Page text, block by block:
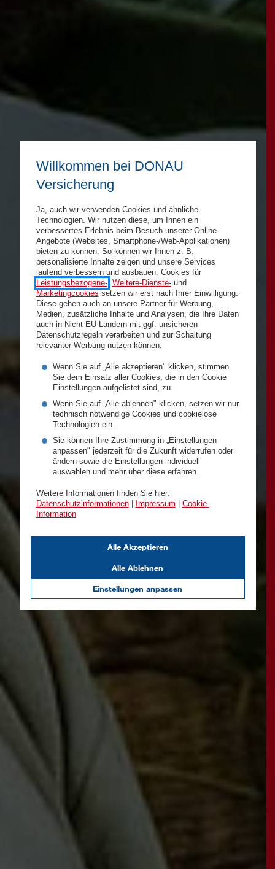
Willkommen bei DONAU
Versicherung
Ja, auch wir verwenden Cookies und ähnliche
Technologien. Wir nutzen diese, um Ihnen ein
verbessertes Erlebnis beim Besuch unserer Online-
Angebote (Websites, Smartphone-/Web-Applikationen)
bieten zu können. So können wir Ihnen z. B.
personalisierte Inhalte zeigen und unsere Services
laufend verbessern und ausbauen. Cookies für
Leistungsbezogene-, Weitere-Dienste-und
Marketingcookies setzen wir erst nach Ihrer Einwilligung.
Diese gehen auch an unsere Partner für Werbung,
Medien, zusätzliche Inhalte und Analysen, die Ihre Daten
auch in Nicht-EU-Ländern mit ggf. unsicheren
Datenschutzregeln verarbeiten und zur Schaltung
relevanter Werbung nutzen können.
Wenn Sie auf „Alle akzeptieren" klicken, stimmen
Sie dem Einsatz aller Cookies, die in den Cookie
Einstellungen aufgelistet sind, zu.
Wenn Sie auf „Alle ablehnen" klicken, setzen wir nur
technisch notwendige Cookies und cookielose
Technologien ein.
Sie können Ihre Zustimmung in „Einstellungen
anpassen" jederzeit für die Zukunft widerrufen oder
ändern sowie die Einstellungen individuell
auswählen und mehr über diese erfahren.
Weitere Informationen finden Sie hier:
Datenschutzinformationen| Impressum
Cookie-
Information
Einstellungen anpassen
Alle Ablehnen
Alle Akzeptieren